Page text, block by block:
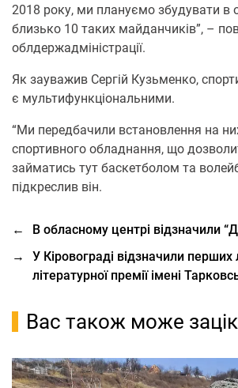
2018 року, ми плануємо збудувати в
близько 10 таких майданчиків”, –
облдержадміністрації.
Як зауважив Сергій Кузьменко,
є мультифункціональними.
“Ми передбачили встановлення на
спортивного обладнання, що
займатись тут баскетболом та
підкреслив він.
←
В обласному центрі відзначили
→
У Кіровограді відзначили перших
літературної премії імені
Вас також може